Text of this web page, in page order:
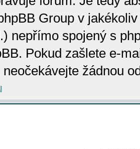
Group v
nepřímo spojený s
Pokud zašlete e-
žádnou